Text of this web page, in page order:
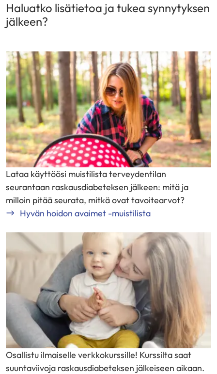
Haluatko lisätietoa ja tukea synnytyksen
jälkeen?
Lataa käyttöösi muistilista terveydentilan
seurantaan raskausdiabeteksen jälkeen: mitä ja
milloin pitää seurata, mitkä ovat tavoitearvot?
Hyvän hoidon avaimet -muistilista
Osallistu ilmaiselle verkkokurssille! Kurssilta saat
suuntaviivoja raskausdiabeteksen jälkeiseen aikaan.